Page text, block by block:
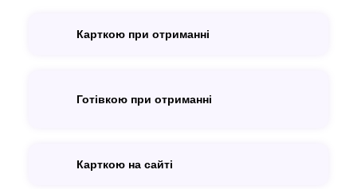
Карткою при отриманні
Готівкою при отриманні
Карткою на сайті